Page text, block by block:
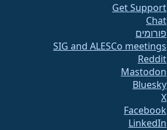
Get Support
Chat
פורומים
SIG and ALESCo meetings
Reddit
Mastodon
Bluesky
X
Facebook
LinkedIn